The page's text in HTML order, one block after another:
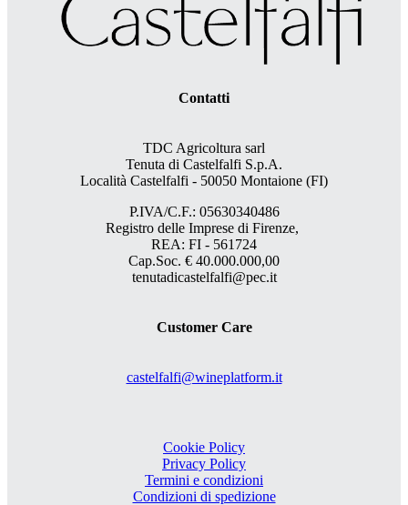
Contatti
TDC Agricoltura sarl
Tenuta di Castelfalfi S.p.A.
Località Castelfalfi - 50050 Montaione (FI)
P.IVA/C.F.: 05630340486
Registro delle Imprese di Firenze,
REA: FI - 561724
Cap.Soc. € 40.000.000,00
tenutadicastelfalfi@pec.it
Customer Care
castelfalfi@wineplatform.it
Cookie Policy
Privacy Policy
Termini e condizioni
Condizioni di spedizione